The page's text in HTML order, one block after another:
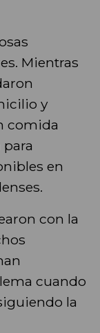
Mientras
y
comida
en
con la
cuando
la